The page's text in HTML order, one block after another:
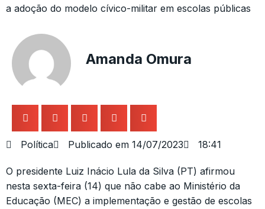
a adoção do modelo cívico-militar em escolas públicas
Amanda Omura
Política Publicado em 14/07/2023 18:41
O presidente Luiz Inácio Lula da Silva (PT) afirmou
nesta sexta-feira (14) que não cabe ao Ministério da
Educação (MEC) a implementação e gestão de escolas